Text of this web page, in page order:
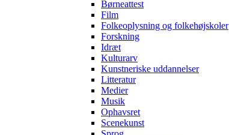
Børneattest
Film
Folkeoplysning og folkehøjskoler
Forskning
Idræt
Kulturarv
Kunstneriske uddannelser
Litteratur
Medier
Musik
Ophavsret
Scenekunst